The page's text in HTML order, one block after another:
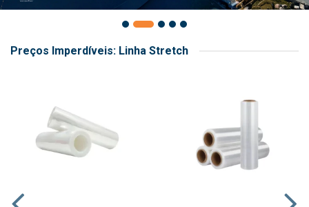
Preços Imperdíveis: Linha Stretch